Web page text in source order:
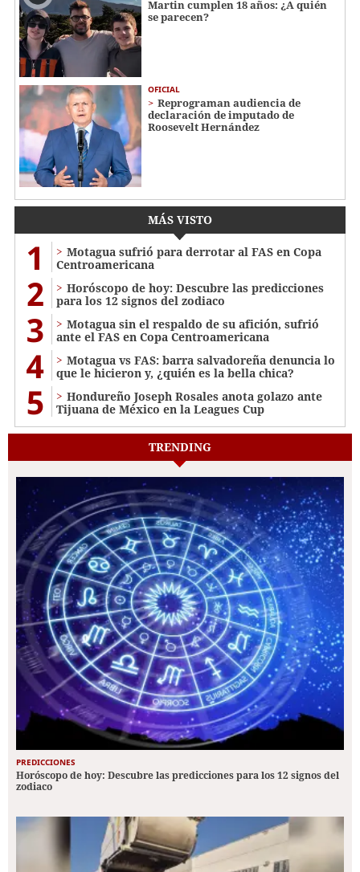
Martin cumplen 18 años: ¿A quién
se parecen?
OFICIAL
Reprograman audiencia de
declaración de imputado de
Roosevelt Hernández
MÁS VISTO
1
Motagua sufrió para derrotar al FAS en Copa
Centroamericana
2
Horóscopo de hoy: Descubre las predicciones
para los 12 signos del zodiaco
3
Motagua sin el respaldo de su afición, sufrió
ante el FAS en Copa Centroamericana
4
Motagua vs FAS: barra salvadoreña denuncia lo
que le hicieron y, ¿quién es la bella chica?
5
Hondureño Joseph Rosales anota golazo ante
Tijuana de México en la Leagues Cup
TRENDING
PREDICCIONES
Horóscopo de hoy: Descubre las predicciones para los 12 signos del
zodiaco